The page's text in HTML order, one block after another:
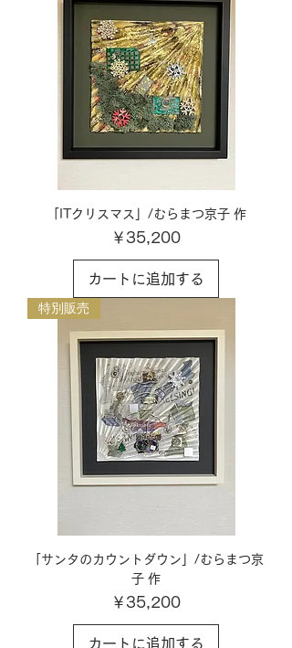
「ITクリスマス」/むらまつ京子 作
価格
￥35,200
カートに追加する
特別販売
「サンタのカウントダウン」/むらまつ京
子 作
価格
￥35,200
カートに追加する